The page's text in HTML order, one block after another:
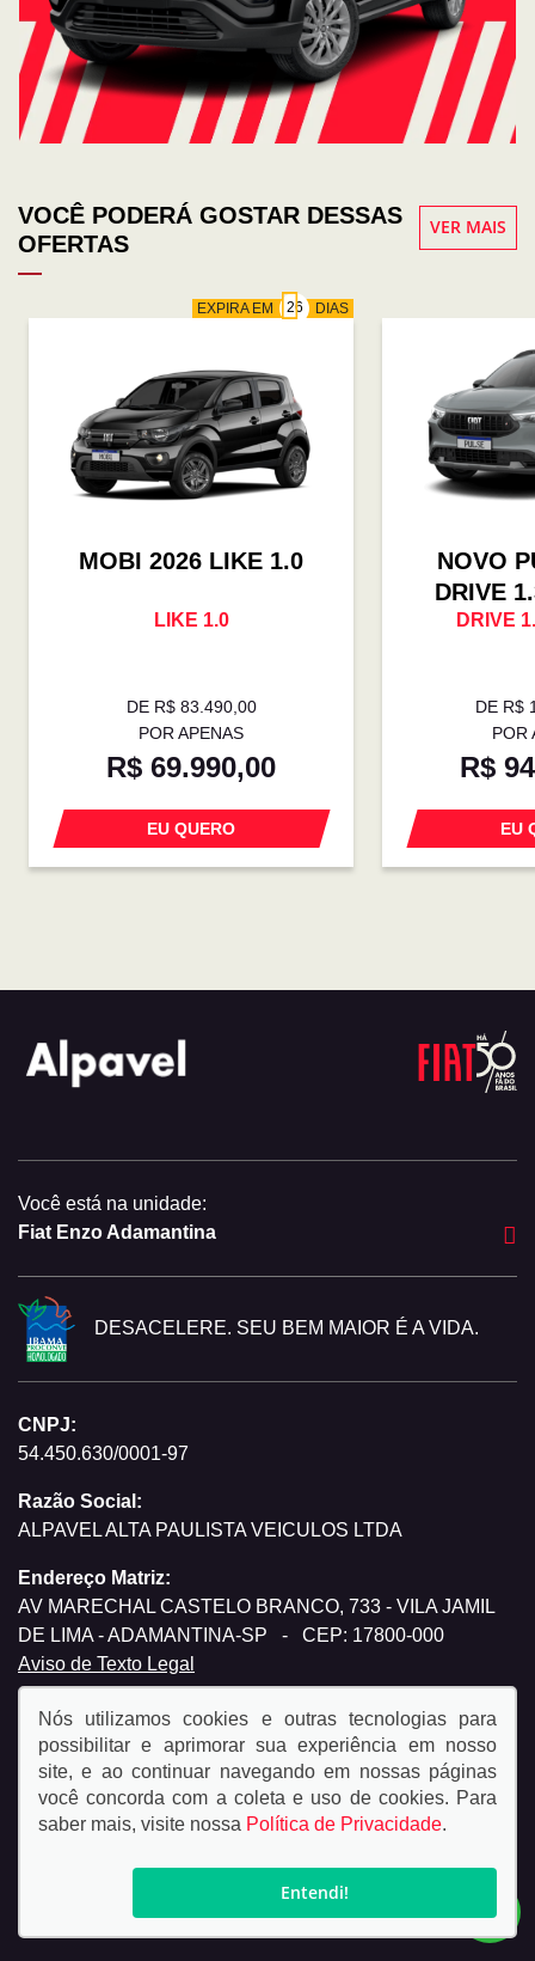
VOCÊ PODERÁ GOSTAR DESSAS
OFERTAS
VER MAIS
EXPIRA EM DIAS
MOBI 2026 LIKE 1.0
LIKE 1.0
DE R$ 83.490,00
POR APENAS
R$ 69.990,00
EU QUERO
NOVO
DRIVE
DRIVE
DE R$
POR
R$
EU
Você está na unidade:
Fiat Enzo Adamantina
DESACELERE. SEU BEM MAIOR É A VIDA.
CNPJ:
54.450.630/0001-97
Razão Social:
ALPAVEL ALTA PAULISTA VEICULOS LTDA
Endereço Matriz:
AV MARECHAL CASTELO BRANCO, 733 - VILA JAMIL
DE LIMA - ADAMANTINA-SP
-
CEP: 17800-000
Aviso de Texto Legal
© Copyright 2026
privacidade.
Nós utilizamos cookies e outras tecnologias para
possibilitar e aprimorar sua experiência em nosso
site, e ao continuar navegando em nossas páginas
você concorda com a coleta e uso de cookies. Para
saber mais, visite nossa Política de Privacidade.
Entendi!